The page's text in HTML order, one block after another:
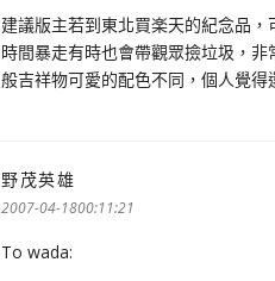
建議版主若到東北買楽天的紀念品
時間暴走有時也會帶觀眾撿垃圾，
般吉祥物可愛的配色不同，個人覺得
野茂英雄
示:
2007-04-1800:11:21
To wada: